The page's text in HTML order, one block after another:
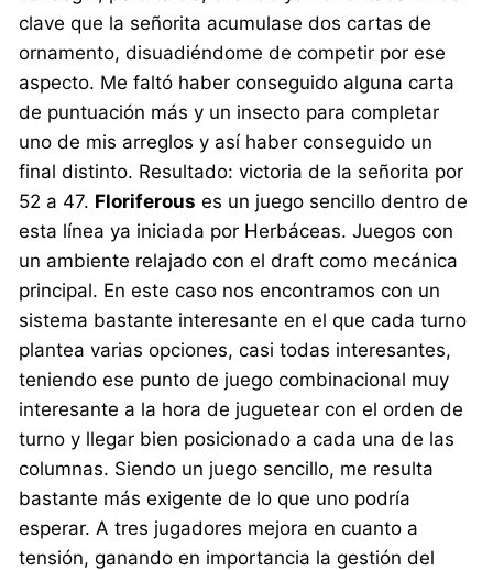
clave que la señorita acumulase dos cartas de
ornamento, disuadiéndome de competir por ese
aspecto. Me faltó haber conseguido alguna carta
de puntuación más y un insecto para completar
uno de mis arreglos y así haber conseguido un
final distinto. Resultado: victoria de la señorita por
52 a 47. Floriferous es un juego sencillo dentro de
esta línea ya iniciada por Herbáceas. Juegos con
un ambiente relajado con el draft como mecánica
principal. En este caso nos encontramos con un
sistema bastante interesante en el que cada turno
plantea varias opciones, casi todas interesantes,
teniendo ese punto de juego combinacional muy
interesante a la hora de juguetear con el orden de
turno y llegar bien posicionado a cada una de las
columnas. Siendo un juego sencillo, me resulta
bastante más exigente de lo que uno podría
esperar. A tres jugadores mejora en cuanto a
tensión, ganando en importancia la gestión del